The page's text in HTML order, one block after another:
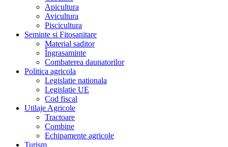
Apicultura
Avicultura
Piscicultura
Seminte si Fitosanitare
Material saditor
Îngrasaminte
Combaterea daunatorilor
Politica agricola
Legislatie nationala
Legislatie UE
Cod fiscal
Utilaje Agricole
Tractoare
Combine
Echipamente agricole
Turism